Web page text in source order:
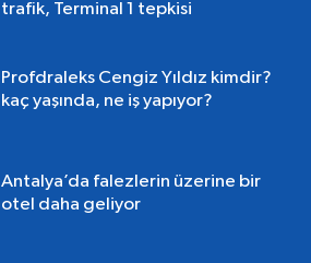
trafik, Terminal 1 tepkisi
Profdraleks Cengiz Yıldız kimdir?
kaç yaşında, ne iş yapıyor?
Antalya’da falezlerin üzerine bir
otel daha geliyor